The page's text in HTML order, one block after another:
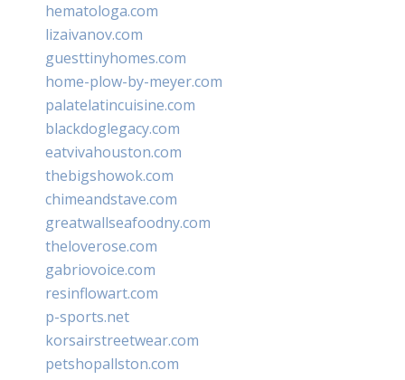
hematologa.com
lizaivanov.com
guesttinyhomes.com
home-plow-by-meyer.com
palatelatincuisine.com
blackdoglegacy.com
eatvivahouston.com
thebigshowok.com
chimeandstave.com
greatwallseafoodny.com
theloverose.com
gabriovoice.com
resinflowart.com
p-sports.net
korsairstreetwear.com
petshopallston.com